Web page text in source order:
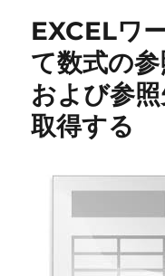
EXCELワ
て数式の
および参
取得する